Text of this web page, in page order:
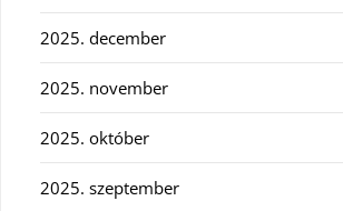
2025. december
2025. november
2025. október
2025. szeptember